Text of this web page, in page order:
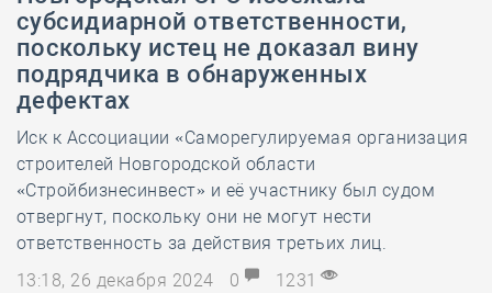
субсидиарной ответственности,
поскольку истец не доказал вину
подрядчика в обнаруженных
дефектах
Иск к Ассоциации «Саморегулируемая организация
строителей Новгородской области
«Стройбизнесинвест» и её участнику был судом
отвергнут, поскольку они не могут нести
ответственность за действия третьих лиц.
13:18, 26 декабря 2024
0 1231